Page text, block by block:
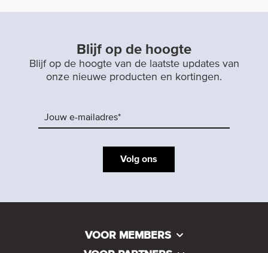
Blijf op de hoogte
Blijf op de hoogte van de laatste updates van
onze nieuwe producten en kortingen.
Volg ons
VOOR MEMBERS